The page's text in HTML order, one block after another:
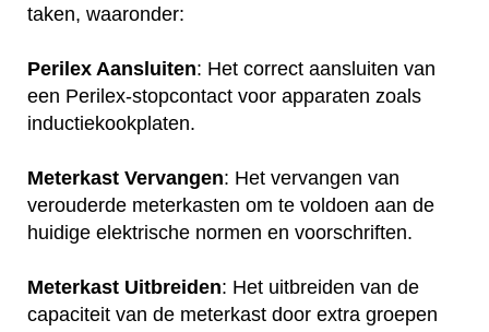
taken, waaronder:
Perilex Aansluiten: Het correct aansluiten van
een Perilex-stopcontact voor apparaten zoals
inductiekookplaten.
Meterkast Vervangen: Het vervangen van
verouderde meterkasten om te voldoen aan de
huidige elektrische normen en voorschriften.
Meterkast Uitbreiden: Het uitbreiden van de
capaciteit van de meterkast door extra groepen